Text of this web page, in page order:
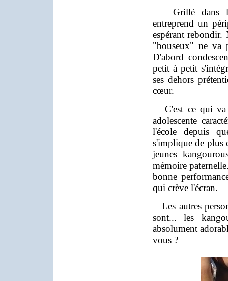
Grillé dans la
entreprend un
espérant rebondir.
"bouseux" ne va
D'abord
petit à petit
ses dehors
cœur.
C'est ce qui va
adolescente
l'école depuis
s'implique de plus
jeunes
mémoire
bonne
qui crève l'écran.
Les autres
sont... les
absolument
vous ?